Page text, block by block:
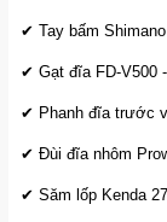
✔ Tay bấm
✔ Gạt đĩa FD-V500
✔ Phanh đĩa trước
✔ Đùi đĩa nhôm
✔ Săm lốp Kenda